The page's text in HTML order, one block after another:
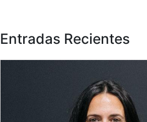
Entradas Recientes